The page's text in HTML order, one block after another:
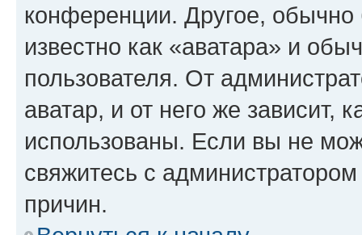
конференции. Другое,
известно как «аватара» и
пользователя. От
аватар, и от него же зависит,
использованы. Если вы не
свяжитесь с
причин.